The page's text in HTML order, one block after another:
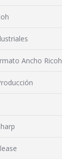
Ancho Ricoh